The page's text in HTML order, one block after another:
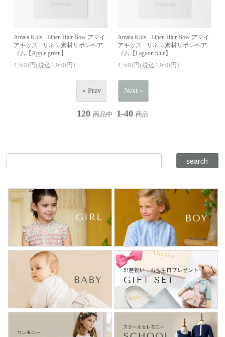
Amaia Kids - Linen Hair Bow アマイ
アキッズ - リネン素材リボンヘア
ゴム【Apple green】
4,500円(税込4,950円)
Amaia Kids - Linen Hair Bow アマイ
アキッズ - リネン素材リボンヘア
ゴム【Lagoon blue】
4,500円(税込4,950円)
« Prev Next »
120 商品中 1-40 商品